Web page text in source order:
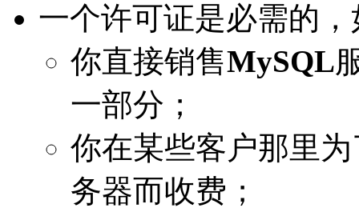
一个许可证是必需的
你直接销售MySQL
一部分；
你在某些客户那里
务器而收费；